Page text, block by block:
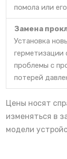
помола или
Замена
Установка
герметизации
проблемы с
потерей
Цены носят
изменяться в
модели